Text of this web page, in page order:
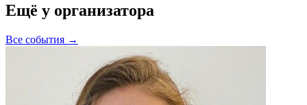
Ещё у организатора
Все события →